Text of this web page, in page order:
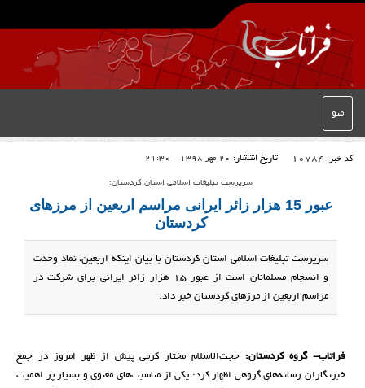
منو
کد خبر: 10784 تاریخ انتشار: 20 مهر 1398 - 21:30
سرپرست تبلیغات اسلامی استان کردستان:
عبور 15 هزار زائر ایرانی مراسم اربعین از مرزهای
کردستان
سرپرست تبلیغات اسلامی استان کردستان با بیان اینکه اربعین، نماد وحدت
و انسجام مسلمانان است از عبور 15 هزار زائر ایرانی برای شرکت در
مراسم اربعین از مرزهای کردستان خبر داد.
فراتاب- گروه کردستان: حجت‌الاسلام مختار کرمی پیش از ظهر امروز در جمع
خبرنگاران رسانه‌های گروهی اظهار کرد: یکی از مناسبت‌های معنوی و بسیار پر اهمیت